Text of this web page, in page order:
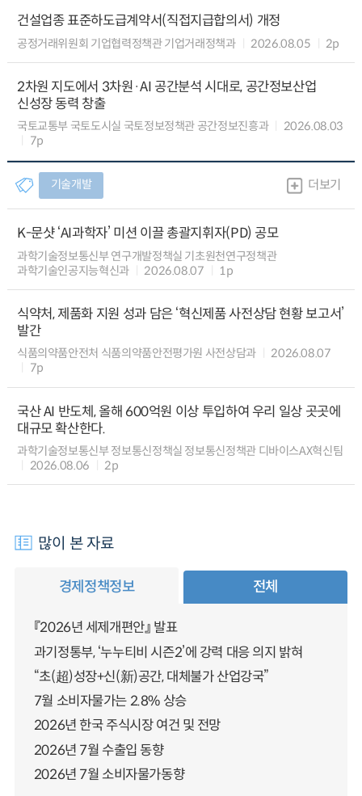
건설업종 표준하도급계약서(직접지급합의서) 개정
공정거래위원회 기업협력정책관 기업거래정책과 2026.08.05 2p
2차원 지도에서 3차원·AI 공간분석 시대로, 공간정보산업
신성장 동력 창출
국토교통부 국토도시실 국토정보정책관 공간정보진흥과
2026.08.03
7p
기술개발 더보기
K-문샷 ‘AI과학자’ 미션 이끌 총괄지휘자(PD) 공모
과학기술정보통신부 연구개발정책실 기초원천연구정책관
과학기술인공지능혁신과
2026.08.07 1p
식약처, 제품화 지원 성과 담은 ‘혁신제품 사전상담 현황 보고서’
발간
식품의약품안전처 식품의약품안전평가원 사전상담과
2026.08.07
7p
국산 AI 반도체, 올해 600억원 이상 투입하여 우리 일상 곳곳에
대규모 확산한다.
과학기술정보통신부 정보통신정책실 정보통신정책관 디바이스AX혁신팀
2026.08.06
2p
많이 본 자료
경제정책정보 전체
『2026년 세제개편안』 발표
과기정통부, ‘누누티비 시즌2’에 강력 대응 의지 밝혀
“초(超)성장+신(新)공간, 대체불가 산업강국”
7월 소비자물가는 2.8% 상승
2026년 한국 주식시장 여건 및 전망
2026년 7월 수출입 동향
2026년 7월 소비자물가동향